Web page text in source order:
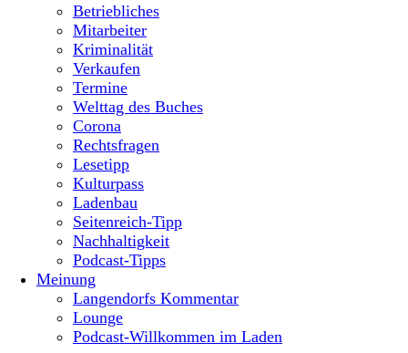
Betriebliches
Mitarbeiter
Kriminalität
Verkaufen
Termine
Welttag des Buches
Corona
Rechtsfragen
Lesetipp
Kulturpass
Ladenbau
Seitenreich-Tipp
Nachhaltigkeit
Podcast-Tipps
Meinung
Langendorfs Kommentar
Lounge
Podcast-Willkommen im Laden